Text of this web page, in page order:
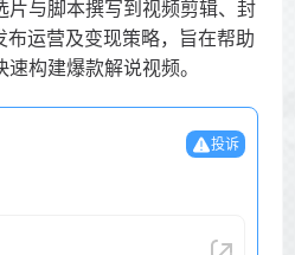
片与脚本撰写到视频剪辑、封
运营及变现策略，旨在帮助
构建爆款解说视频。
投诉